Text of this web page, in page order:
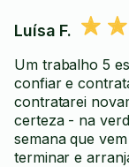
Luísa F.
Um trabalho 5
confiar e
contratarei
certeza - na
semana que
terminar e